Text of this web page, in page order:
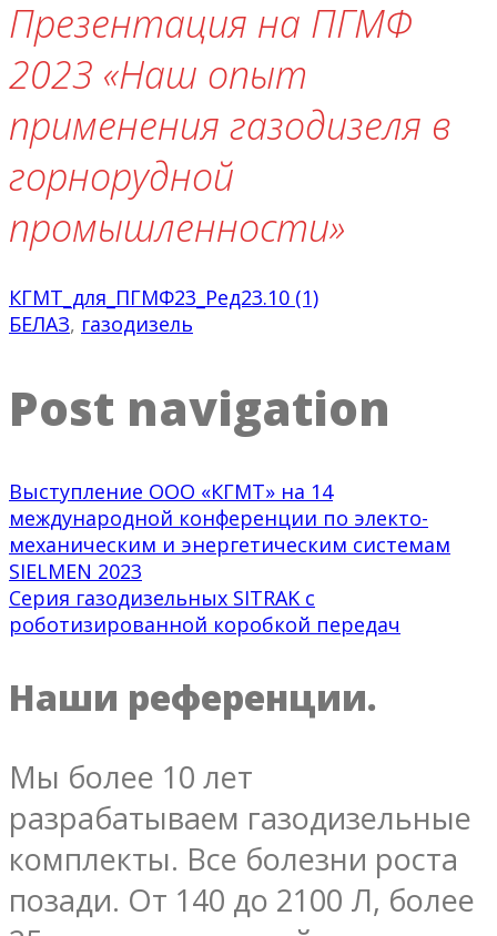
Презентация на ПГМФ
2023 «Наш опыт
применения газодизеля в
горнорудной
промышленности»
КГМТ_для_ПГМФ23_Ред23.10 (1)
БЕЛАЗ, газодизель
Post navigation
Выступление ООО «КГМТ» на 14
международной конференции по электо-
механическим и энергетическим системам
SIELMEN 2023
Серия газодизельных SITRAK с
роботизированной коробкой передач
Наши референции.
Мы более 10 лет
разрабатываем газодизельные
комплекты. Все болезни роста
позади. От 140 до 2100 Л, более